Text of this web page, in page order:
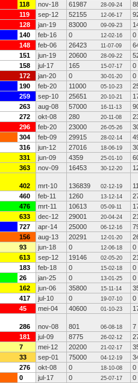
118 nov-18 61987 28-09-24
119 sep-12 52155 12-06-17
128 jan-19 83000 09-09-23
140 feb-16 0 12-02-16
0
148 feb-06 26423 11-07-09
151 jun-19 20600 28-09-22
158 jul-17 165 15-07-17
0
172 jan-20 0 30-01-20
0
190 feb-20 11000 05-10-23
259 sep-10 25651 20-10-21
263 aug-08 57000 16-11-13
272 okt-08 280 20-11-08
296 feb-20 23000 26-05-26
304 feb-09 29915 28-02-14
316 jun-12 27016 18-06-19
331 jun-09 4359 25-01-10
363 nov-09 16453 30-12-20
402 mrt-10 136839 02-12-19
460 feb-11 1260 13-12-14
476 mrt-11 10613 05-09-11
633 dec-12 29001 20-04-24
727 apr-14 25000 06-12-16
156 aug-13 20291 12-01-20
93 jun-18 0 12-06-18
0
613 sep-12 19146 02-05-20
183 feb-18 0 15-02-18
0
26 jan-25 0 13-01-25
0
162 jun-06 35800 15-11-14
417 jul-10 0 19-07-10
0
45 mei-04 40600 01-10-23
286 nov-08 801 06-08-18
7
181 jul-09 8775 26-02-12
7 mei-12 20200 21-02-17
33 sep-01 75000 04-12-19
276 okt-08 0 18-10-08
0
0 jul-17 0 25-07-17
0